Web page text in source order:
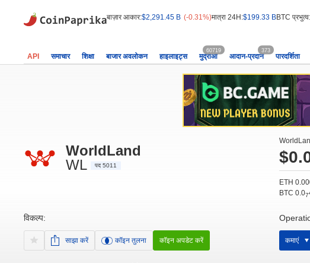
बाज़ार आकार:$2,291.45 B (-0.31%)मात्रा 24H:$199.33 BBTC प्रभुत्व:
API समाचार शिक्षा बाजार अवलोकन हाइलाइट्स मुद्राओं
60719
आदान-प्रदान
373
पारदर्शिता
WorldLand
WL
पद 5011
विकल्प:
साझा करें कॉइन तुलना कॉइन अपडेट करें
ETH
BTC 0.07
कमाएं